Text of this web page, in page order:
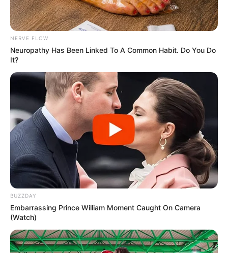
NERVE FLOW
Neuropathy Has Been Linked To A Common Habit. Do You Do
It?
BUZZDAY
Embarrassing Prince William Moment Caught On Camera
(Watch)